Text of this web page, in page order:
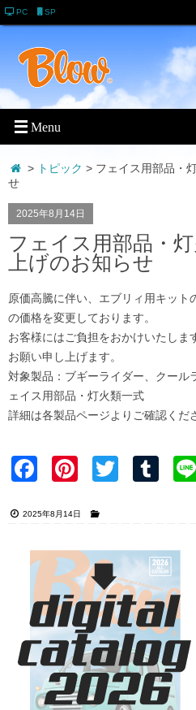
PC SP
> トピック > フェイス用部品・
せ
2025年8月14日
フェイス用部品・
上げのお知らせ
原価高騰に伴い、エブリィ用キッ
の価格を変更しております。
お客様にはご負担をおかけいたしま
お願い申し上げます。
対象製品：ブギーライダー、クール
ェイス用部品・灯火類一式
詳細は各製品ページよりご確認くだ
Faceb Pinter Twitter Tumblr
2025年8月14日